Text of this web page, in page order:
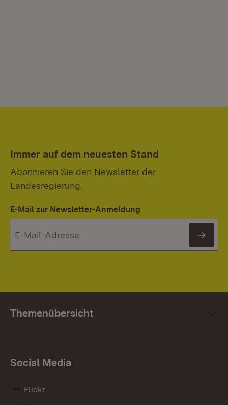
Immer auf dem neuesten Stand
Abonnieren Sie den Newsletter der
Landesregierung.
E-Mail zur Newsletter-Anmeldung
Themenübersicht
Social Media
Flickr